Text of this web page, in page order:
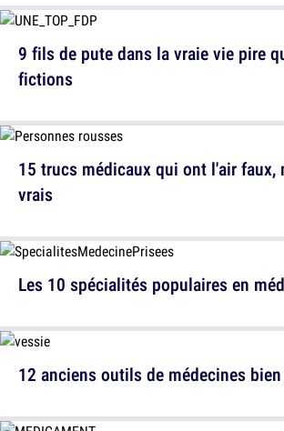
15 trucs médicaux qui ont l'air faux,
vrais
12 anciens outils de médecines
9 fils de pute dans la vraie vie pire
fictions
Les 10 spécialités populaires en